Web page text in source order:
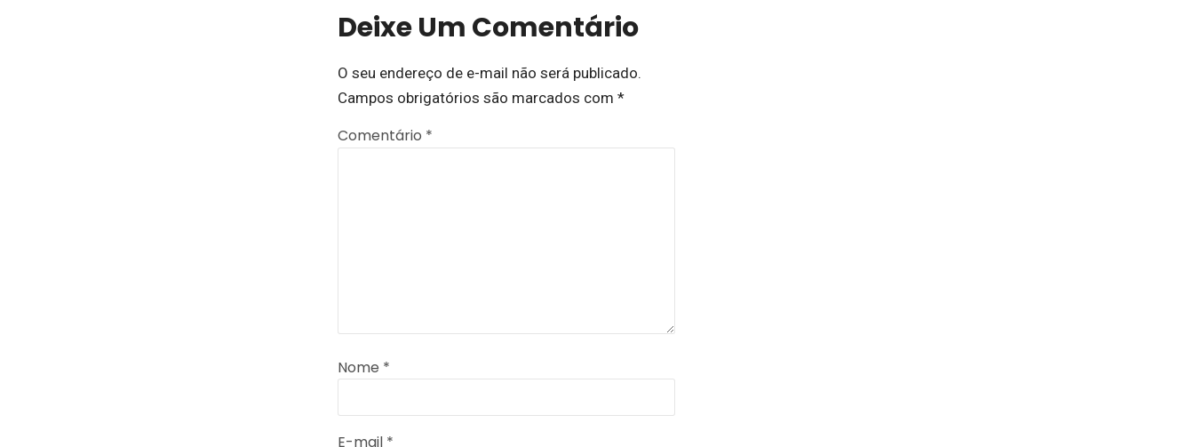
Deixe Um Comentário
O seu endereço de e-mail não será publicado.
Campos obrigatórios são marcados com *
Comentário *
Nome *
E-mail *